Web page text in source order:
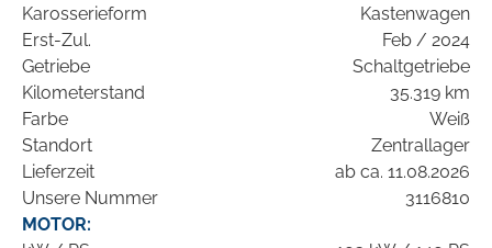
Karosserieform
Kastenwagen
Erst-Zul.
Feb / 2024
Getriebe
Schaltgetriebe
Kilometerstand
35.319 km
Farbe
Weiß
Standort
Zentrallager
Lieferzeit
ab ca. 11.08.2026
Unsere Nummer
3116810
MOTOR: